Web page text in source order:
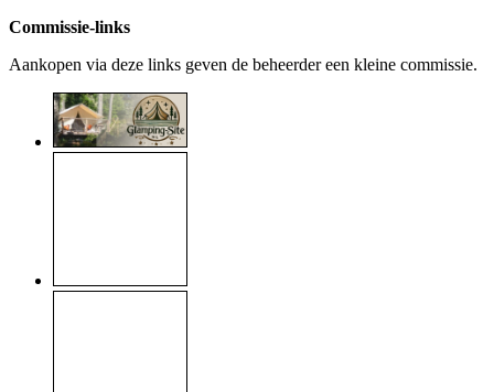
Commissie-links
Aankopen via deze links geven de beheerder een kleine commissie.